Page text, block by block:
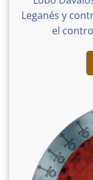
Leganés y
el